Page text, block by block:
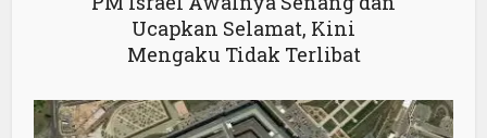
Ucapkan Selamat, Kini
Mengaku Tidak Terlibat